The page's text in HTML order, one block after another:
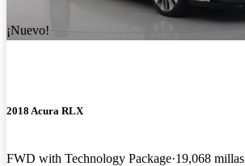
¡Nuevo!
2018 Acura RLX
FWD with Technology Package 19,068 millas